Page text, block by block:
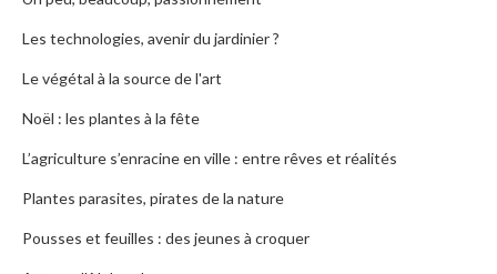
Les technologies, avenir du jardinier ?
Le végétal à la source de l'art
Noël : les plantes à la fête
L’agriculture s’enracine en ville : entre rêves et réalités
Plantes parasites, pirates de la nature
Pousses et feuilles : des jeunes à croquer